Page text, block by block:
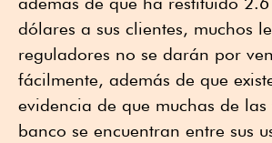
dólares a sus clientes, muchos
reguladores no se darán por
fácilmente, además de que
evidencia de que muchas de las
banco se encuentran entre sus